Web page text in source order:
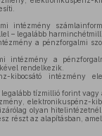
intézmény
– legalább
a pénzforgalmi
a
rendelkezik.
kibocsátó intézmény
tízmillió forint
elektronikuspénz-
olyan
részt az alapításban,